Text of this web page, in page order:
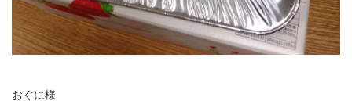
おぐに様